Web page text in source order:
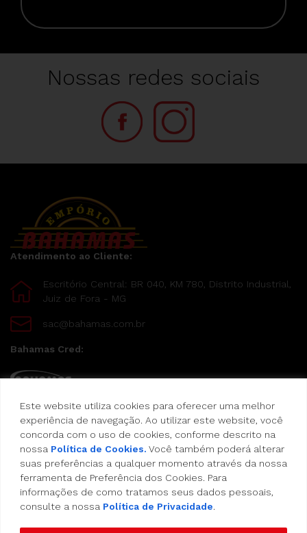
Este website utiliza cookies para oferecer uma melhor
experiência de navegação. Ao utilizar este website, você
concorda com o uso de cookies, conforme descrito na
nossa Política de Cookies. Você também poderá alterar
suas preferências a qualquer momento através da nossa
ferramenta de Preferência dos Cookies. Para
informações de como tratamos seus dados pessoais,
consulte a nossa Política de Privacidade.
Nossas redes sociais
Atendimento ao Cliente:
Escritório Central: BR 040, KM 780, Distrito Industrial,
Juiz de Fora - MG
sac@bahamas.com.br
Bahamas Cred:
Pague suas compras com o Bahamas Cred
Formas de pagamento:
Cartão de Crédito